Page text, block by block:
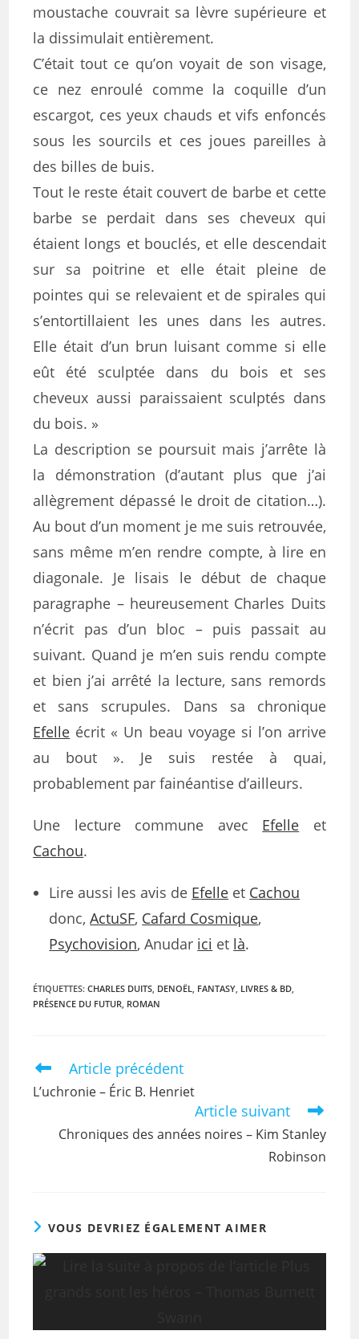
moustache couvrait sa lèvre supérieure et
la dissimulait entièrement.
C’était tout ce qu’on voyait de son visage,
ce nez enroulé comme la coquille d’un
escargot, ces yeux chauds et vifs enfoncés
sous les sourcils et ces joues pareilles à
des billes de buis.
Tout le reste était couvert de barbe et cette
barbe se perdait dans ses cheveux qui
étaient longs et bouclés, et elle descendait
sur sa poitrine et elle était pleine de
pointes qui se relevaient et de spirales qui
s’entortillaient les unes dans les autres.
Elle était d’un brun luisant comme si elle
eût été sculptée dans du bois et ses
cheveux aussi paraissaient sculptés dans
du bois. »
La description se poursuit mais j’arrête là
la démonstration (d’autant plus que j’ai
allègrement dépassé le droit de citation…).
Au bout d’un moment je me suis retrouvée,
sans même m’en rendre compte, à lire en
diagonale. Je lisais le début de chaque
paragraphe – heureusement Charles Duits
n’écrit pas d’un bloc – puis passait au
suivant. Quand je m’en suis rendu compte
et bien j’ai arrêté la lecture, sans remords
et sans scrupules. Dans sa chronique
Efelle écrit « Un beau voyage si l’on arrive
au bout ». Je suis restée à quai,
probablement par fainéantise d’ailleurs.
Une lecture commune avec Efelle et
Cachou.
Lire aussi les avis de Efelle et Cachou
donc,ActuSF, Cafard Cosmique,
Psychovision, Anudar ici et là.
ÉTIQUETTES:CHARLES DUITS, DENOËL, FANTASY, LIVRES & BD,
PRÉSENCE DU FUTUR, ROMAN
Article précédent
L’uchronie – Éric B. Henriet
Article suivant
Chroniques des années noires – Kim Stanley
Robinson
VOUS DEVRIEZ ÉGALEMENT AIMER